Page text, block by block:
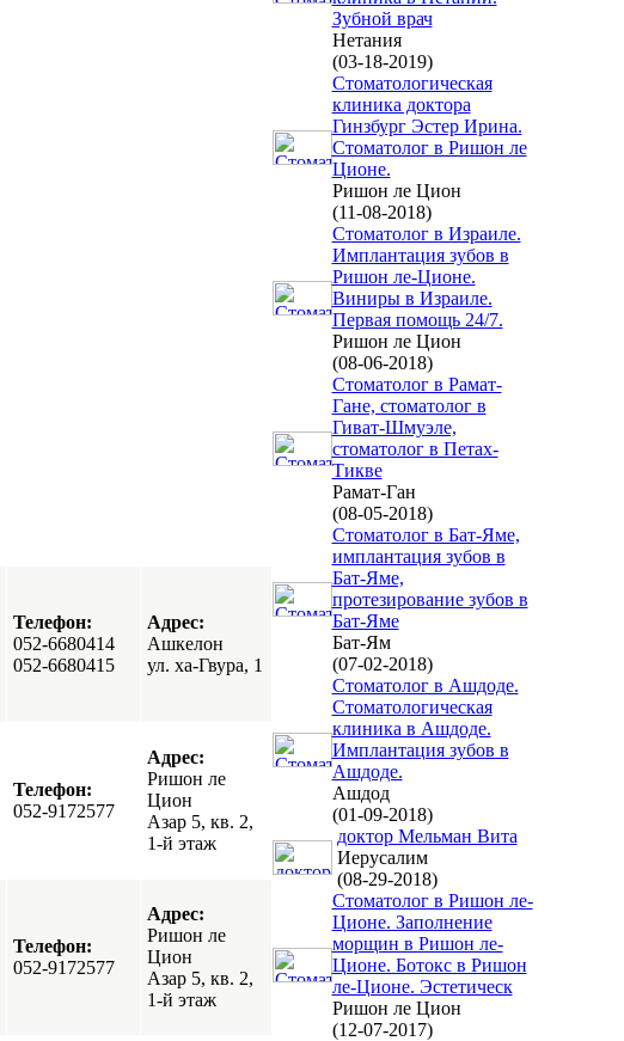
Телефон:
052-6680414
052-6680415
Адрес:
Ашкелон
ул. ха-Гвура, 1
Телефон:
052-9172577
Адрес:
Ришон ле
Цион
Азар 5, кв. 2,
1-й этаж
Телефон:
052-9172577
Адрес:
Ришон ле
Цион
Азар 5, кв. 2,
1-й этаж
Зубной врач
Нетания
(03-18-2019)
Стоматологическая
клиника доктора
Гинзбург Эстер Ирина.
Стоматолог в Ришон ле
Ционе.
Ришон ле Цион
(11-08-2018)
Стоматолог в Израиле.
Имплантация зубов в
Ришон ле-Ционе.
Виниры в Израиле.
Первая помощь 24/7.
Ришон ле Цион
(08-06-2018)
Стоматолог в Рамат-
Гане, стоматолог в
Гиват-Шмуэле,
стоматолог в Петах-
Тикве
Рамат-Ган
(08-05-2018)
Cтоматолог в Бат-Яме,
имплантация зубов в
Бат-Яме,
протезирование зубов в
Бат-Яме
Бат-Ям
(07-02-2018)
Стоматолог в Ашдоде.
Стоматологическая
клиника в Ашдоде.
Имплантация зубов в
Ашдоде.
Ашдод
(01-09-2018)
доктор Мельман Вита
Иерусалим
(08-29-2018)
Стоматолог в Ришон ле-
Ционе. Заполнение
морщин в Ришон ле-
Ционе. Ботокс в Ришон
ле-Ционе. Эстетическ
Ришон ле Цион
(12-07-2017)